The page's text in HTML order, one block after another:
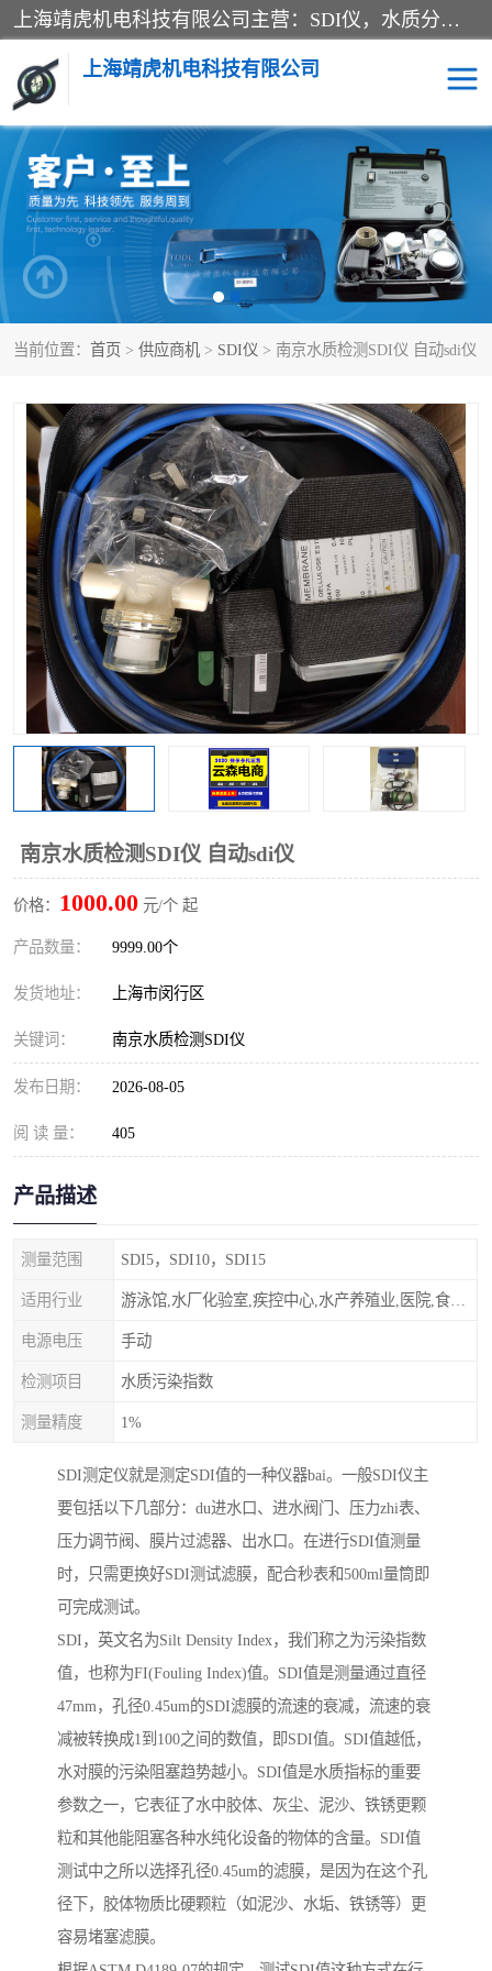
上海靖虎机电科技有限公司主营：SDI仪，水质分析仪，水质检测仪产品；上海靖虎机电科技有限公司在专业制造和研发等方面的强大的平台优势，利用自身在自动化仪表、自控系统及环保监测仪器的专长，以优良的技术，优越的产品质量和良好的服务质量与广大客户真诚合作。
上海靖虎机电科技有限公司
当前位置： 首页 > 供应商机 > SDI仪 > 南京水质检测SDI仪 自动sdi仪
南京水质检测SDI仪 自动sdi仪
价格： 1000.00 元/个 起
产品数量： 9999.00个
发货地址： 上海市闵行区
关键词： 南京水质检测SDI仪
发布日期： 2026-08-05
阅 读 量： 405
产品描述
测量范围 SDI5，SDI10，SDI15
适用行业
电源电压 手动
检测项目 水质污染指数
测量精度 1%
SDI测定仪就是测定SDI值的一种仪器bai。一般SDI仪主
要包括以下几部分：du进水口、进水阀门、压力zhi表、
压力调节阀、膜片过滤器、出水口。在进行SDI值测量
时，只需更换好SDI测试滤膜，配合秒表和500ml量筒即
可完成测试。
SDI，英文名为Silt Density Index，我们称之为污染指数
值，也称为FI(Fouling Index)值。SDI值是测量通过直径
47mm，孔径0.45um的SDI滤膜的流速的衰减，流速的衰
减被转换成1到100之间的数值，即SDI值。SDI值越低，
水对膜的污染阻塞趋势越小。SDI值是水质指标的重要
参数之一，它表征了水中胶体、灰尘、泥沙、铁锈更颗
粒和其他能阻塞各种水纯化设备的物体的含量。SDI值
测试中之所以选择孔径0.45um的滤膜，是因为在这个孔
径下，胶体物质比硬颗粒（如泥沙、水垢、铁锈等）更
容易堵塞滤膜。
SDI仪 过滤膜过滤纸
PH电导测试笔 水质分析仪
水质检测仪 电导测试笔
PH电导测试仪